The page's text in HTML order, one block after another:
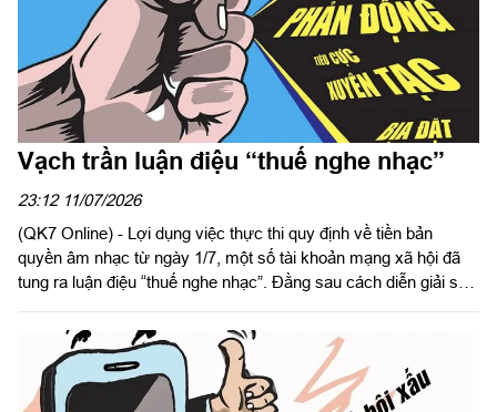
Vạch trần luận điệu “thuế nghe nhạc”
23:12 11/07/2026
(QK7 Online) - Lợi dụng việc thực thi quy định về tiền bản
quyền âm nhạc từ ngày 1/7, một số tài khoản mạng xã hội đã
tung ra luận điệu “thuế nghe nhạc”. Đằng sau cách diễn giải sai
tạc chính sách, pháp luật của Nhà nước.